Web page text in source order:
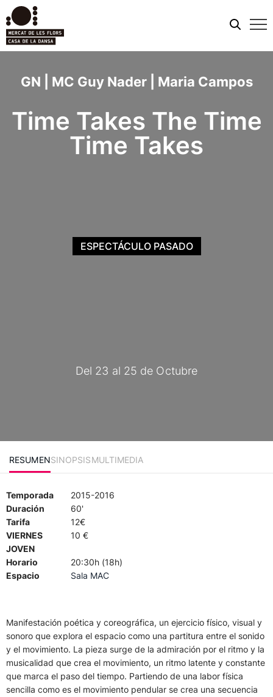
GN | MC Guy Nader | Maria Campos
Time Takes The Time
Time Takes
Del 23 al 25 de Octubre
ESPECTÁCULO PASADO
RESUMENSINOPSISMULTIMEDIA
Temporada
2015-2016
Duración
60'
Tarifa
12€
VIERNES
JOVEN
10 €
Horario
20:30h (18h)
Espacio
Sala MAC
Manifestación poética y coreográfica, un ejercicio físico, visual y
sonoro que explora el espacio como una partitura entre el sonido
y el movimiento. La pieza surge de la admiración por el ritmo y la
musicalidad que crea el movimiento, un ritmo latente y constante
que marca el paso del tiempo. Partiendo de una labor física
sencilla como es el movimiento pendular se crea una secuencia